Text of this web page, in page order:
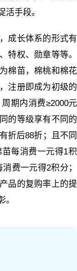
手段。
成长体系的形式有
特权、勋章等等。
棉苗，棉桃和棉花
注册即成为初级的
期内消费≥2000元
的等级享有不同的
折后88折；且不同
每消费一元得1积
费一元得2积分；
品的复购率上的提